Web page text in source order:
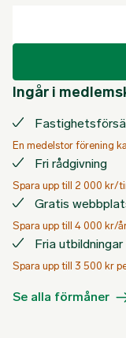
Ingår i
En medelstor förening
Fri rådgivning
Spara upp till 2 000 kr/
Gratis
Spara upp till 4 000 kr/
Fria
Spara upp till 3 500 kr
Se alla förmåner